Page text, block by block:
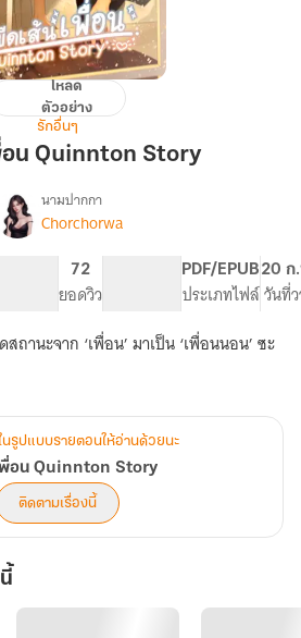
โหลด
ตัวอย่าง
รักอื่นๆ
อน Quinnton Story
เรื่อง
เส้น
เพื่อน
Quinnton
นามปากกา
Chorchorwa
72
ยอดวิว
PDF/EPUB
ประเภทไฟล์
20 ก
วันที่
ถานะจาก ‘เพื่อน’ มาเป็น ‘เพื่อนนอน’ ซะ
นรูปแบบรายตอนให้อ่านด้วยนะ
พื่อน Quinnton Story
ติดตามเรื่องนี้